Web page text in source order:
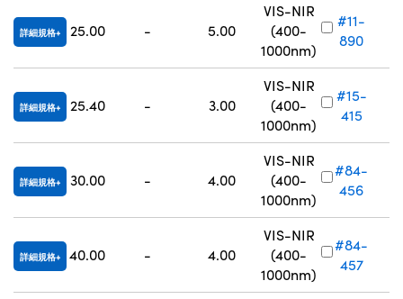
詳細規格 25.00 - 5.00
VIS-NIR
(400-
1000nm)
#11-
890
詳細規格 25.40 - 3.00
VIS-NIR
(400-
1000nm)
#15-
415
詳細規格 30.00 - 4.00
VIS-NIR
(400-
1000nm)
#84-
456
詳細規格 40.00 - 4.00
VIS-NIR
(400-
1000nm)
#84-
457